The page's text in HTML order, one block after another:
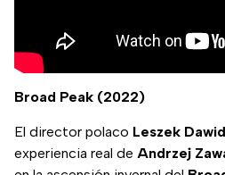
Broad Peak (2022)
El director polaco Leszek Dawid
experiencia real de Andrzej